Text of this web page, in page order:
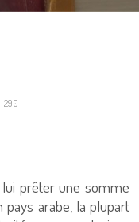
290
prêter une somme
arabe, la plupart